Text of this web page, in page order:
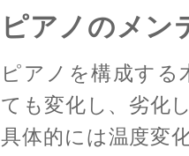
ピアノのメン
ピアノを構成す
ても変化し、劣化
具体的には温度変